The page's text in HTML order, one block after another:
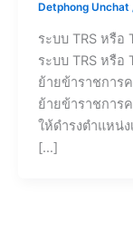
Detphong Unchat
ระบบ TRS หรือ
ระบบ TRS หรือ
ย้ายข้าราชการ
ย้ายข้าราชการ
ให้ดำรงตำแหน่
[…]